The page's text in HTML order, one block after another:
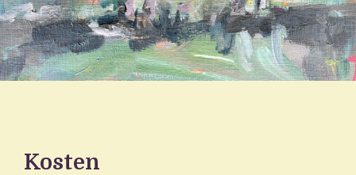
Kosten